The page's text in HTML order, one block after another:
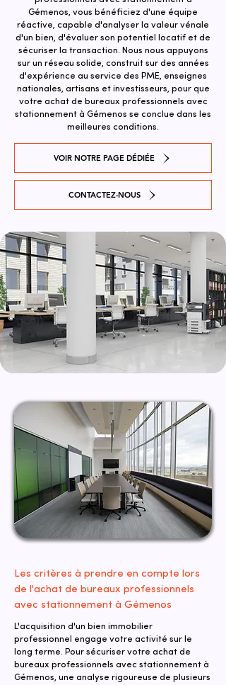
Gémenos, vous bénéficiez d'une équipe
réactive, capable d'analyser la valeur vénale
d'un bien, d'évaluer son potentiel locatif et de
sécuriser la transaction. ​Nous nous appuyons
sur un réseau solide, construit sur des années
d'expérience au service des PME, enseignes
nationales, artisans et investisseurs, pour que
votre achat de bureaux professionnels avec
stationnement à Gémenos se conclue dans les
meilleures conditions.
VOIR NOTRE PAGE DÉDIÉE
CONTACTEZ-NOUS
Les critères à prendre en compte lors
de l'achat de bureaux professionnels
avec stationnement à Gémenos
L'acquisition d'un bien immobilier
professionnel engage votre activité sur le
long terme. Pour sécuriser votre achat de
bureaux professionnels avec stationnement à
Gémenos, une analyse rigoureuse de plusieurs